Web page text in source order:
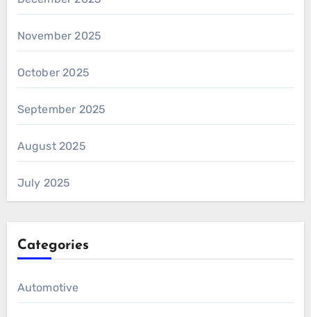
November 2025
October 2025
September 2025
August 2025
July 2025
Categories
Automotive